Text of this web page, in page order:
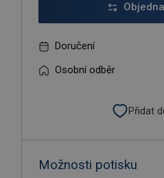
Doručení
Osobní odběr
Přidat
Možnosti potisku